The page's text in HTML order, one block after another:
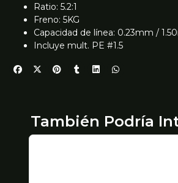
Ratio: 5.2:1
Freno: 5KG
Capacidad de línea: 0.23mm /
Incluye mult. PE #1.5
También Podría